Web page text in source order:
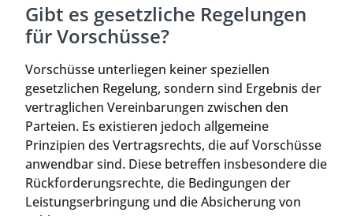
Gibt es gesetzliche Regelungen
für Vorschüsse?
Vorschüsse unterliegen keiner speziellen
gesetzlichen Regelung, sondern sind Ergebnis der
vertraglichen Vereinbarungen zwischen den
Parteien. Es existieren jedoch allgemeine
Prinzipien des Vertragsrechts, die auf Vorschüsse
anwendbar sind. Diese betreffen insbesondere die
Rückforderungsrechte, die Bedingungen der
Leistungserbringung und die Absicherung von